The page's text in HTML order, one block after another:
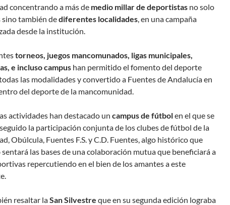
concentrando a más de medio millar de deportistas no solo
sino también dediferentes localidades, en una campaña
desde la institución.
torneos, juegos mancomunados, ligas municipales,
e incluso campus han permitido el fomento del deporte
las modalidades y convertido a Fuentes de Andalucía en
del deporte de la mancomunidad.
actividades han destacado un campus de fútbolen el que se
la participación conjunta de los clubes de fútbol de la
Obúlcula, Fuentes F.S. y C.D. Fuentes, algo histórico que
sentará las bases de una colaboración mutua que beneficiará a
repercutiendo en el bien de los amantes a este
resaltar laSan Silvestre que en su segunda edición lograba